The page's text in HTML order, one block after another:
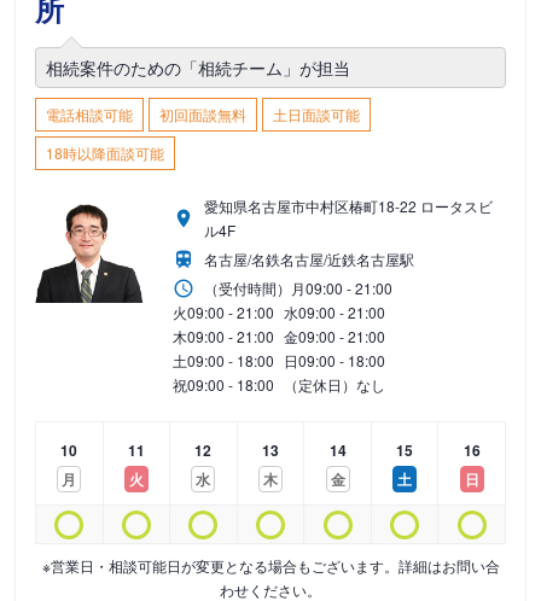
所
相続案件のための「相続チーム」が担当
電話相談可能 初回面談無料
土日面談可能
18時以降面談可能
愛知県名古屋市中村区椿町18-22 ロータスビ
ル4F
名古屋/名鉄名古屋/近鉄名古屋駅
（受付時間） 月09:00 - 21:00
火09:00 - 21:00 水09:00 - 21:00
木09:00 - 21:00 金09:00 - 21:00
土09:00 - 18:00 日09:00 - 18:00
祝09:00 - 18:00 （定休日）なし
10
月
11
火
12
水
13
木
14
金
15
土
16
日
※営業日・相談可能日が変更となる場合もございます。詳細はお問い合
わせください。